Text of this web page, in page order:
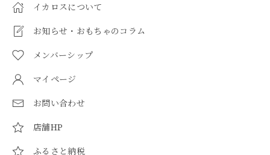
イカロスについて
お知らせ・おもちゃのコラム
メンバーシップ
マイページ
お問い合わせ
店舗HP
ふるさと納税